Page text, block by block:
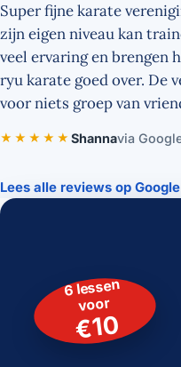
Super fijne karate
zijn eigen niveau kan
veel ervaring en brengen
ryu karate goed over. De
voor niets groep van
★★★★★
5 van 5 sterren.
Shannavia
Lees alle reviews op
6 lessen
voor
€10